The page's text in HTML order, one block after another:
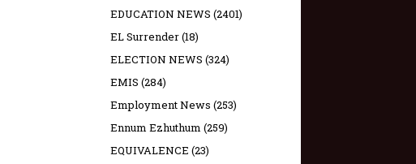
EDUCATION NEWS (2401)
EL Surrender(18)
ELECTION NEWS (324)
EMIS (284)
Employment News (253)
Ennum Ezhuthum (259)
EQUIVALENCE (23)